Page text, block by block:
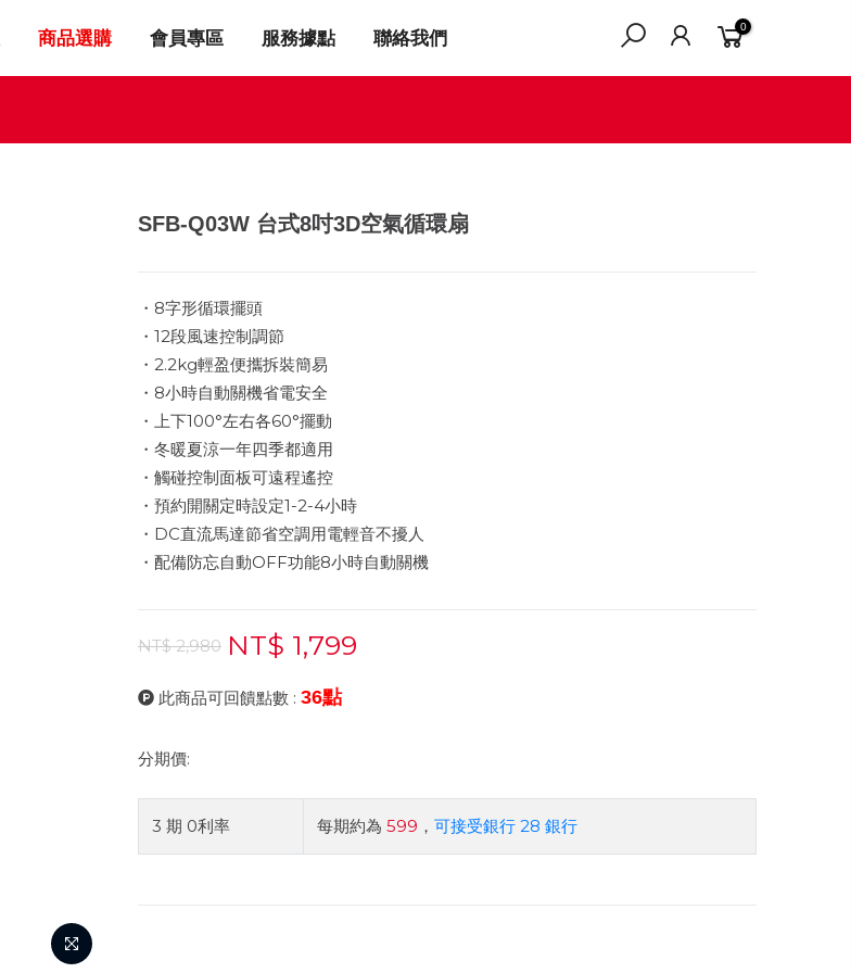
商品選購 會員專區 服務據點 聯絡我們 0
SFB-Q03W 台式8吋3D空氣循環扇
・8字形循環擺頭
・12段風速控制調節
・2.2kg輕盈便攜拆裝簡易
・8小時自動關機省電安全
・上下100°左右各60°擺動
・冬暖夏涼一年四季都適用
・觸碰控制面板可遠程遙控
・預約開關定時設定1-2-4小時
・DC直流馬達節省空調用電輕音不擾人
・配備防忘自動OFF功能8小時自動關機
NT$ 2,980 NT$ 1,799
此商品可回饋點數 : 36點
分期價:
3 期 0利率 每期約為 599 ， 可接受銀行 28 銀行